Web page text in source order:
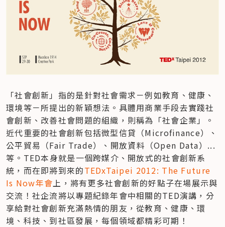
「社會創新」指的是針對社會需求－例如教育、健康、
環境等－所提出的新穎想法。具體用商業手段去實踐社
會創新、改善社會問題的組織，則稱為「社會企業」。
近代重要的社會創新包括微型信貸（Microfinance）、
公平貿易（Fair Trade）、開放資料（Open Data）...
等。TED本身就是一個跨媒介、開放式的社會創新系
統，而在即將到來的TEDxTaipei 2012: The Future
Is Now年會 上，將有更多社會創新的好點子在場展示與
交流！社企流將以專題紀錄年會中相關的TED演講，分
享給對社會創新充滿熱情的朋友，從教育、健康、環
境、科技、到社區發展，每個領域都精彩可期！